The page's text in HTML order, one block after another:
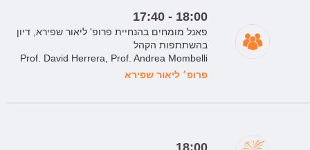
17:40 - 18:00
פאנל מומחים בהנחיית פרופ' ליאור שפירא, דיון
בהשתתפות הקהל
Prof. David Herrera, Prof. Andrea Mombelli
פרופ׳ ליאור שפירא